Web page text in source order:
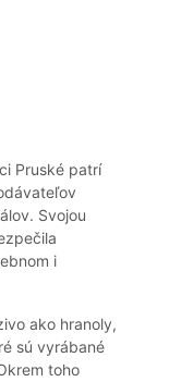
Pruské patrí
Svojou
i
ako hranoly,
sú vyrábané
toho